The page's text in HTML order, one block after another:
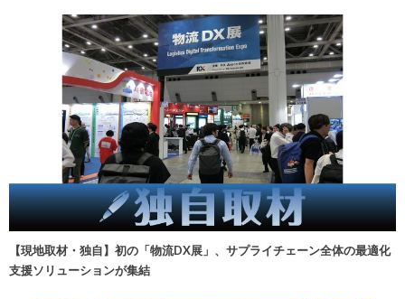
【現地取材・独自】初の「物流DX展」、サプライチェーン全体の最適化
支援ソリューションが集結